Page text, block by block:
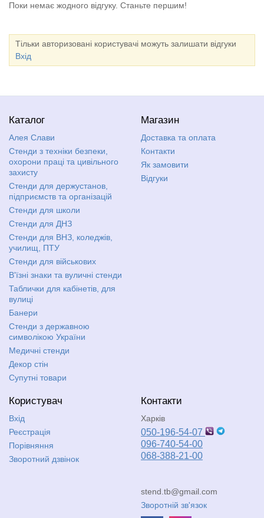
Поки немає жодного відгуку. Станьте першим!
Тільки авторизовані користувачі можуть залишати відгуки
Вхід
Каталог
Алея Слави
Стенди з техніки безпеки,
охорони праці та цивільного
захисту
Стенди для держустанов,
підприємств та організацій
Стенди для школи
Стенди для ДНЗ
Стенди для ВНЗ, коледжів,
училищ, ПТУ
Стенди для військових
В'їзні знаки та вуличні стенди
Таблички для кабінетів, для
вулиці
Банери
Стенди з державною
символікою України
Медичні стенди
Декор стін
Супутні товари
Магазин
Доставка та оплата
Контакти
Як замовити
Відгуки
Користувач
Вхід
Реєстрація
Порівняння
Зворотний дзвінок
Контакти
Харків
050-196-54-07
096-740-54-00
068-388-21-00
stend.tb@gmail.com
Зворотній зв'язок